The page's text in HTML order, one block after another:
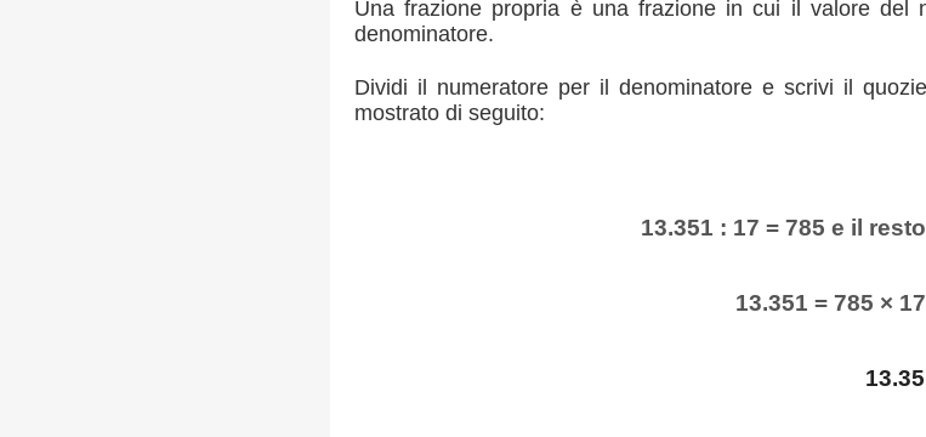
Una frazione propria è una frazione in cui il valore del
denominatore.
Dividi il numeratore per il denominatore e scrivi il
mostrato di seguito:
13.351 : 17 = 785 e il
13.351 = 785 ×